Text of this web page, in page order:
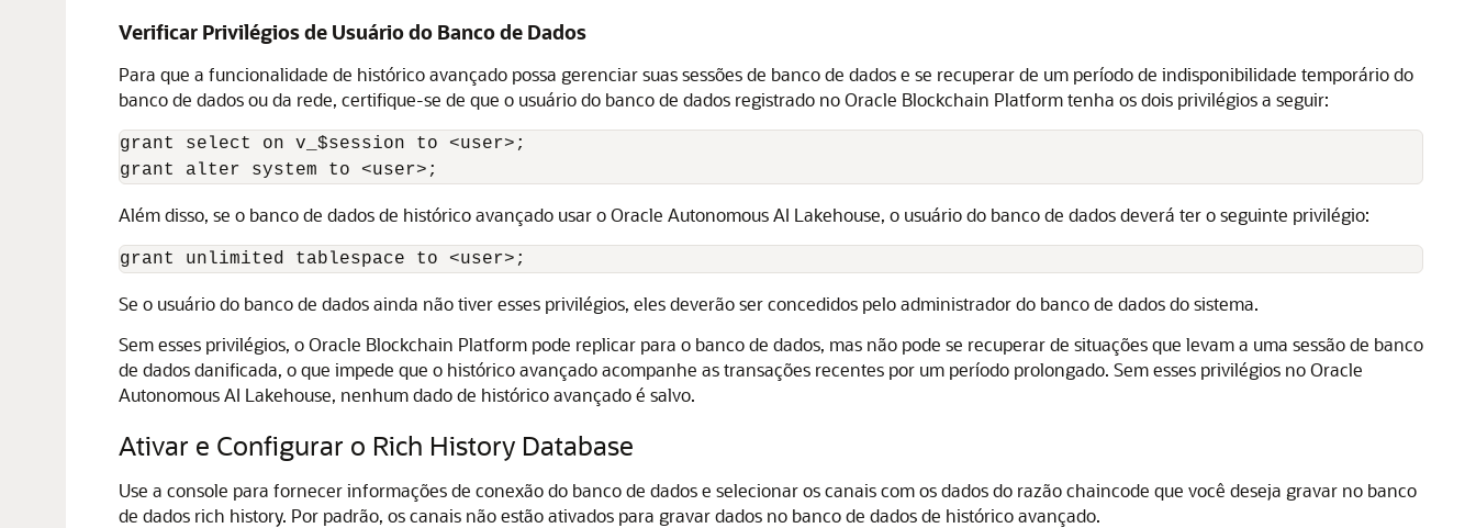
Verificar Privilégios de Usuário do Banco de Dados
Para que a funcionalidade de histórico avançado possa gerenciar suas sessões de banco de dados e se recuperar de um período de indisponibilidade temporário do
banco de dados ou da rede, certifique-se de que o usuário do banco de dados registrado noOracle Blockchain Platformtenha os dois privilégios a seguir:
grant select on v_$session to <user>;
grant alter system to <user>;
Além disso, se o banco de dados de histórico avançado usar oOracle Autonomous AI Lakehouse, o usuário do banco de dados deverá ter o seguinte privilégio:
grant unlimited tablespace to <user>;
Se o usuário do banco de dados ainda não tiver esses privilégios, eles deverão ser concedidos pelo administrador do banco de dados do sistema.
Sem esses privilégios, oOracle Blockchain Platform pode replicar para o banco de dados, mas não pode se recuperar de situações que levam a uma sessão de banco
de dados danificada, o que impede que o histórico avançado acompanhe as transações recentes por um período prolongado. Sem esses privilégios noOracle
Autonomous AI Lakehouse, nenhum dado de histórico avançado é salvo.
Ativar e Configurar o Rich History Database
Use a console para fornecer informações de conexão do banco de dados e selecionar os canais com os dados do razão chaincode que você deseja gravar no banco
de dados rich history. Por padrão, os canais não estão ativados para gravar dados no banco de dados de histórico avançado.